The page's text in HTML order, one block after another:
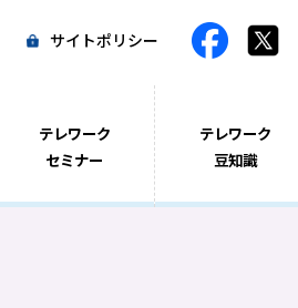
サイトポリシー
テレワーク
セミナー
テレワーク
豆知識